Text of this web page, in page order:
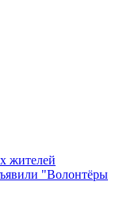
жителей
"Волонтёры